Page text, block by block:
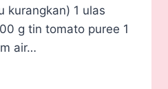
kurangkan) 1 ulas
g tin tomato puree 1
air…